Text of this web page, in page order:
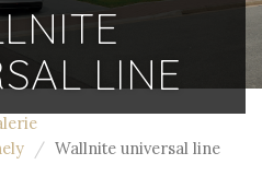
Wallnite universal line
LINE